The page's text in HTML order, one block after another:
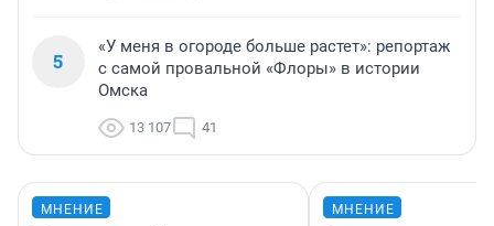
5
«У меня в огороде больше растет»: репортаж
с самой провальной «Флоры» в истории
Омска
13 107 41
МНЕНИЕ МНЕНИЕ